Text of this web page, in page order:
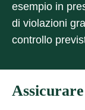
esempio in
di violazioni
controllo